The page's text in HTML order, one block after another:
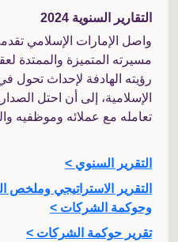
التقارير السنوية 2024
واصل الإمارات الإسلامي
مسيرته المتميزة والممتدة
رؤيته الهادفة لإحداث تحول
الإسلامية، إلى أن احتل
تعامله مع عملائه وموظفيه
التقرير السنوي >
التقرير الاستراتيجي وملخص
وحوكمة الشركات >
تقرير حوكمة الشركات >